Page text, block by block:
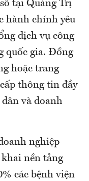
tại Quảng Trị
hành chính yêu
dịch vụ công
quốc gia. Đồng
hoặc trang
thông tin đầy
và doanh
nghiệp
khai nền tảng
các bệnh viện